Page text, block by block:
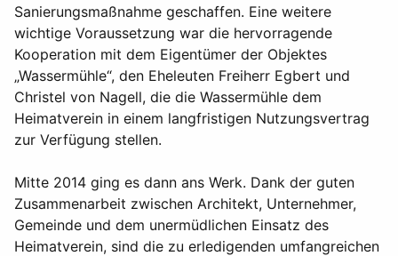
Sanierungsmaßnahme geschaffen. Eine weitere
wichtige Voraussetzung war die hervorragende
Kooperation mit dem Eigentümer der Objektes
„Wassermühle“, den Eheleuten Freiherr Egbert und
Christel von Nagell, die die Wassermühle dem
Heimatverein in einem langfristigen Nutzungsvertrag
zur Verfügung stellen.
Mitte 2014 ging es dann ans Werk. Dank der guten
Zusammenarbeit zwischen Architekt, Unternehmer,
Gemeinde und dem unermüdlichen Einsatz des
Heimatverein, sind die zu erledigenden umfangreichen